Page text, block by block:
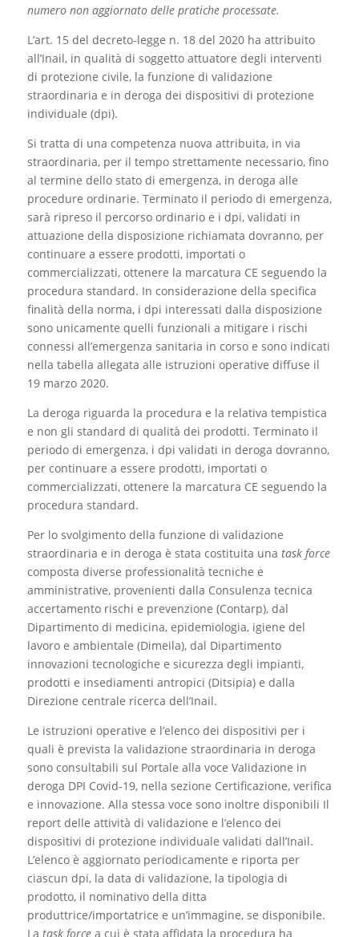
numero non aggiornato delle pratiche processate.
L’art. 15 del decreto-legge n. 18 del 2020 ha attribuito
all’Inail, in qualità di soggetto attuatore degli interventi
di protezione civile, la funzione di validazione
straordinaria e in deroga dei dispositivi di protezione
individuale (dpi).
Si tratta di una competenza nuova attribuita, in via
straordinaria, per il tempo strettamente necessario, fino
al termine dello stato di emergenza, in deroga alle
procedure ordinarie. Terminato il periodo di emergenza,
sarà ripreso il percorso ordinario e i dpi, validati in
attuazione della disposizione richiamata dovranno, per
continuare a essere prodotti, importati o
commercializzati, ottenere la marcatura CE seguendo la
procedura standard. In considerazione della specifica
finalità della norma, i dpi interessati dalla disposizione
sono unicamente quelli funzionali a mitigare i rischi
connessi all’emergenza sanitaria in corso e sono indicati
nella tabella allegata alle istruzioni operative diffuse il
19 marzo 2020.
La deroga riguarda la procedura e la relativa tempistica
e non gli standard di qualità dei prodotti. Terminato il
periodo di emergenza, i dpi validati in deroga dovranno,
per continuare a essere prodotti, importati o
commercializzati, ottenere la marcatura CE seguendo la
procedura standard.
Per lo svolgimento della funzione di validazione
straordinaria e in deroga è stata costituita una task force
composta diverse professionalità tecniche e
amministrative, provenienti dalla Consulenza tecnica
accertamento rischi e prevenzione (Contarp), dal
Dipartimento di medicina, epidemiologia, igiene del
lavoro e ambientale (Dimeila), dal Dipartimento
innovazioni tecnologiche e sicurezza degli impianti,
prodotti e insediamenti antropici (Ditsipia) e dalla
Direzione centrale ricerca dell’Inail.
Le istruzioni operative e l’elenco dei dispositivi per i
quali è prevista la validazione straordinaria in deroga
sono consultabili sul Portale alla voce Validazione in
deroga DPI Covid-19, nella sezione Certificazione, verifica
e innovazione. Alla stessa voce sono inoltre disponibili Il
report delle attività di validazione e l’elenco dei
dispositivi di protezione individuale validati dall’Inail.
L’elenco è aggiornato periodicamente e riporta per
ciascun dpi, la data di validazione, la tipologia di
prodotto, il nominativo della ditta
produttrice/importatrice e un’immagine, se disponibile.
La task force a cui è stata affidata la procedura ha